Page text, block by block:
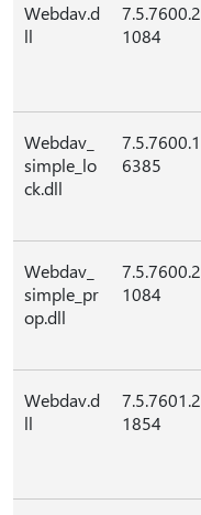
Webdav.d
ll
7.5.7600.2
1084
Webdav_
simple_lo
ck.dll
7.5.7600.1
6385
Webdav_
simple_pr
op.dll
7.5.7600.2
1084
Webdav.d
ll
7.5.7601.2
1854